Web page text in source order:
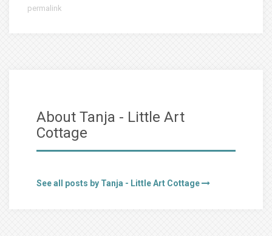
permalink
About Tanja - Little Art
Cottage
See all posts by Tanja - Little Art Cottage